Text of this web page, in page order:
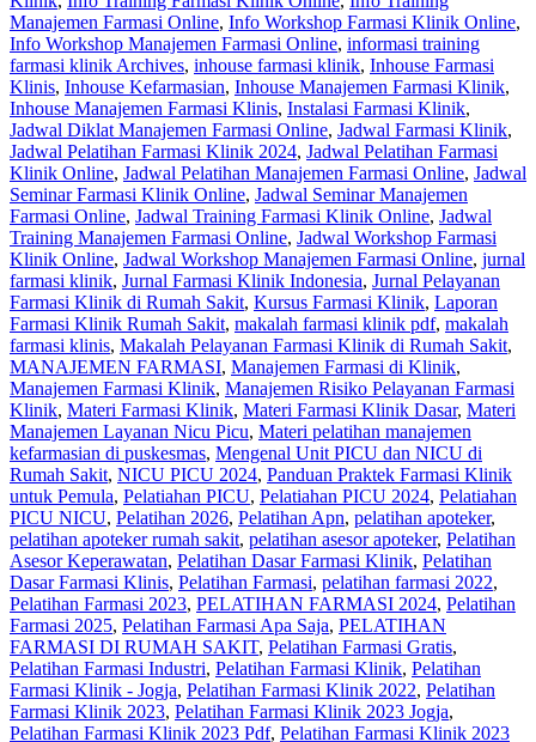
Manajemen Farmasi Online, Info Workshop Farmasi Klinik Online,
Info Workshop Manajemen Farmasi Online, informasi training
farmasi klinik Archives, inhouse farmasi klinik, Inhouse Farmasi
Klinis, Inhouse Kefarmasian, Inhouse Manajemen Farmasi Klinik,
Inhouse Manajemen Farmasi Klinis, Instalasi Farmasi Klinik,
Jadwal Diklat Manajemen Farmasi Online, Jadwal Farmasi Klinik,
Jadwal Pelatihan Farmasi Klinik 2024, Jadwal Pelatihan Farmasi
Klinik Online, Jadwal Pelatihan Manajemen Farmasi Online, Jadwal
Seminar Farmasi Klinik Online, Jadwal Seminar Manajemen
Farmasi Online, Jadwal Training Farmasi Klinik Online, Jadwal
Training Manajemen Farmasi Online, Jadwal Workshop Farmasi
Klinik Online, Jadwal Workshop Manajemen Farmasi Online, jurnal
farmasi klinik, Jurnal Farmasi Klinik Indonesia, Jurnal Pelayanan
Farmasi Klinik di Rumah Sakit, Kursus Farmasi Klinik, Laporan
Farmasi Klinik Rumah Sakit, makalah farmasi klinik pdf, makalah
farmasi klinis, Makalah Pelayanan Farmasi Klinik di Rumah Sakit,
MANAJEMEN FARMASI, Manajemen Farmasi di Klinik,
Manajemen Farmasi Klinik, Manajemen Risiko Pelayanan Farmasi
Klinik, Materi Farmasi Klinik, Materi Farmasi Klinik Dasar, Materi
Manajemen Layanan Nicu Picu, Materi pelatihan manajemen
kefarmasian di puskesmas, Mengenal Unit PICU dan NICU di
Rumah Sakit, NICU PICU 2024, Panduan Praktek Farmasi Klinik
untuk Pemula, Pelatiahan PICU, Pelatiahan PICU 2024, Pelatiahan
PICU NICU, Pelatihan 2026, Pelatihan Apn, pelatihan apoteker,
pelatihan apoteker rumah sakit, pelatihan asesor apoteker, Pelatihan
Asesor Keperawatan, Pelatihan Dasar Farmasi Klinik, Pelatihan
Dasar Farmasi Klinis, Pelatihan Farmasi, pelatihan farmasi 2022,
Pelatihan Farmasi 2023, PELATIHAN FARMASI 2024, Pelatihan
Farmasi 2025, Pelatihan Farmasi Apa Saja, PELATIHAN
FARMASI DI RUMAH SAKIT, Pelatihan Farmasi Gratis,
Pelatihan Farmasi Industri, Pelatihan Farmasi Klinik, Pelatihan
Farmasi Klinik - Jogja, Pelatihan Farmasi Klinik 2022, Pelatihan
Farmasi Klinik 2023, Pelatihan Farmasi Klinik 2023 Jogja,
Pelatihan Farmasi Klinik 2023 Pdf, Pelatihan Farmasi Klinik 2023